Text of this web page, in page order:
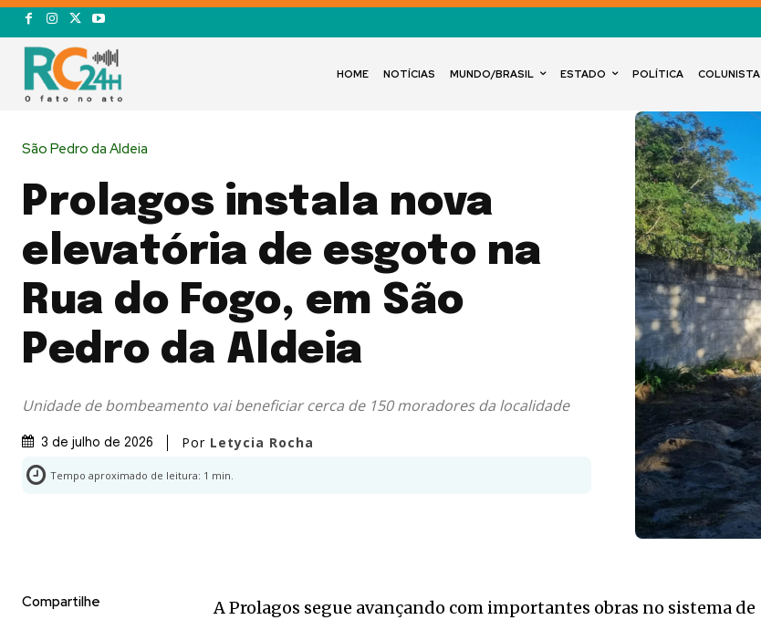
HOME NOTÍCIAS MUNDO/BRASIL ESTADO POLÍTICA COLUNISTA
São Pedro da Aldeia
Prolagos instala nova
elevatória de esgoto na
Rua do Fogo, em São
Pedro da Aldeia
Unidade de bombeamento vai beneficiar cerca de 150 moradores da localidade
3 de julho de 2026 Por Letycia Rocha
Tempo aproximado de leitura: 1 min.
Compartilhe
A Prolagos segue avançando com importantes obras no sistema de